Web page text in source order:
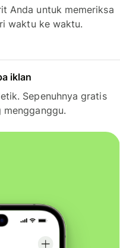
Anda untuk memeriksa
waktu ke waktu.
iklan
Sepenuhnya gratis